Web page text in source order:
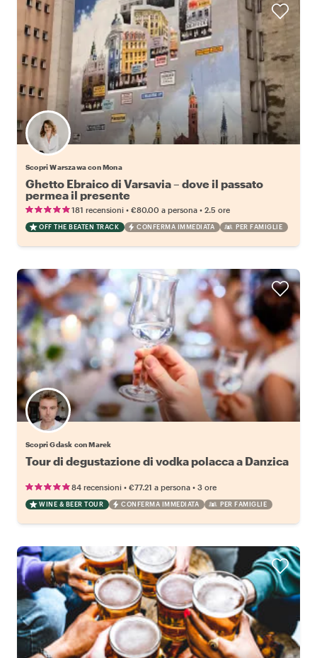
Scopri Warszawa con Mona
Ghetto Ebraico di Varsavia – dove il passato
permea il presente
181 recensioni • €80.00 a persona • 2.5 ore
OFF THE BEATEN TRACK CONFERMA IMMEDIATA PER FAMIGLIE
Scopri Gdask con Marek
Tour di degustazione di vodka polacca a Danzica
84 recensioni • €77.21 a persona • 3 ore
WINE & BEER TOUR CONFERMA IMMEDIATA PER FAMIGLIE